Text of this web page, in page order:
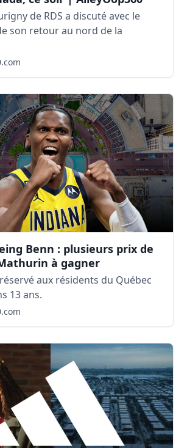
de RDS a discuté avec le
son retour au nord de la
Benn : plusieurs prix de
à gagner
aux résidents du Québec
13 ans.